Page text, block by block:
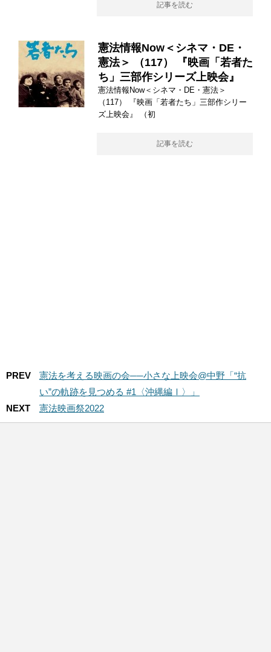
記事を読む
憲法情報Now＜シネマ・DE・
憲法＞ （117） 『映画「若者た
ち」三部作シリーズ上映会』
憲法情報Now＜シネマ・DE・憲法＞
（117） 『映画「若者たち」三部作シリー
ズ上映会』 （初
記事を読む
PREV
憲法を考える映画の会──小さな上映会@中野「“抗
い”の軌跡を見つめる #1〈沖縄編Ⅰ〉」
NEXT
憲法映画祭2022